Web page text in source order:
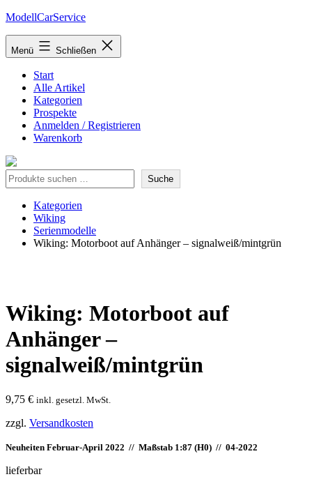
Zum
springen
ModellCarService
Menü Schließen
Start
Alle Artikel
Kategorien
Prospekte
Anmelden / Registrieren
Warenkorb
Suche Suche
Kategorien
Wiking
Serienmodelle
Wiking: Motorboot auf Anhänger – signalweiß/mintgrün
Wiking: Motorboot auf
Anhänger –
signalweiß/mintgrün
9,75 € inkl. gesetzl. MwSt.
zzgl. Versandkosten
Neuheiten Februar-April 2022 // Maßstab 1:87 (H0) // 04-2022
lieferbar